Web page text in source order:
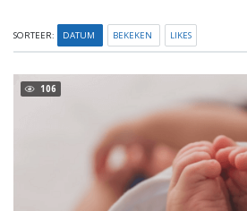
SORTEER: DATUM BEKEKEN LIKES
106